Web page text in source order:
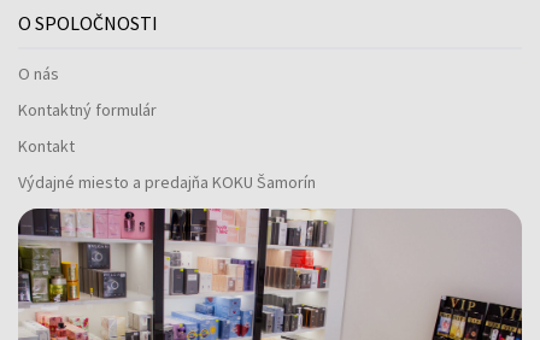
O SPOLOČNOSTI
O nás
Kontaktný formulár
Kontakt
Výdajné miesto a predajňa KOKU Šamorín